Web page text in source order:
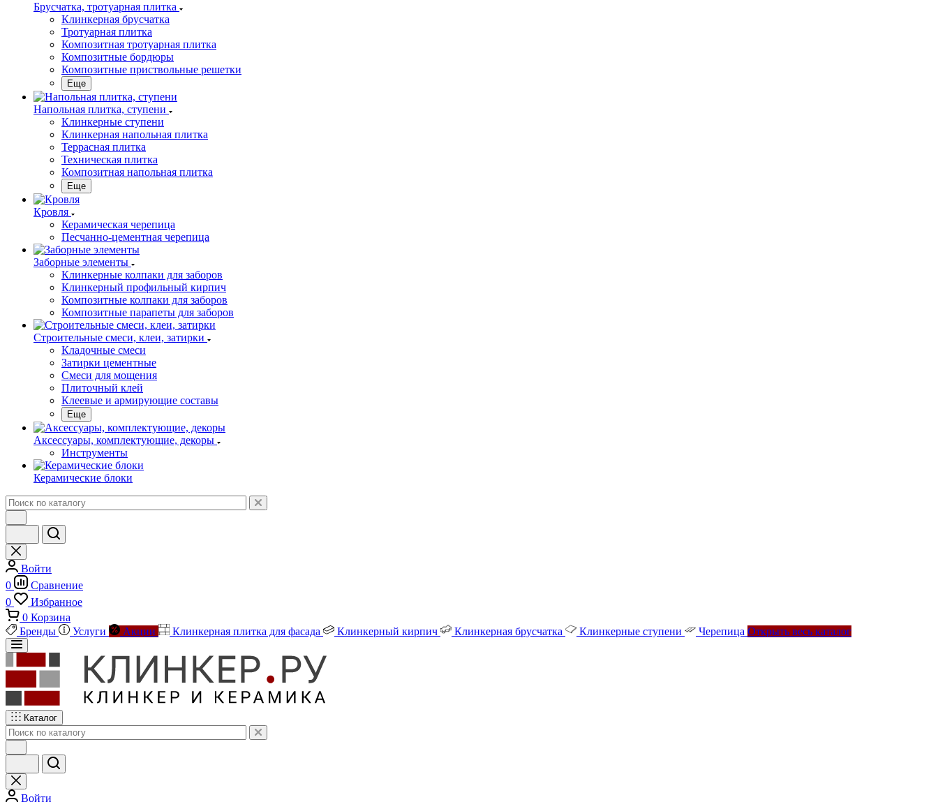
Брусчатка, тротуарная плитка
Клинкерная брусчатка
Тротуарная плитка
Композитная тротуарная плитка
Композитные бордюры
Композитные приствольные решетки
Еще
Напольная плитка, ступени
Клинкерные ступени
Клинкерная напольная плитка
Террасная плитка
Техническая плитка
Композитная напольная плитка
Еще
Кровля
Керамическая черепица
Песчанно-цементная черепица
Заборные элементы
Клинкерные колпаки для заборов
Клинкерный профильный кирпич
Композитные колпаки для заборов
Композитные парапеты для заборов
Строительные смеси, клеи, затирки
Кладочные смеси
Затирки цементные
Смеси для мощения
Плиточный клей
Клеевые и армирующие составы
Еще
Аксессуары, комплектующие, декоры
Инструменты
Керамические блоки
Войти
0
Сравнение
0
Избранное
0 Корзина
Бренды
Услуги Акции Клинкерная плитка для фасада Клинкерный кирпич Клинкерная брусчатка Клинкерные ступени Черепица Открыть весь каталог
Каталог
Войти